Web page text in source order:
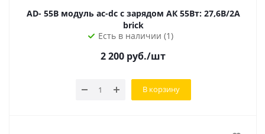
AD- 55B модуль ac-dc с зарядом АК 55Вт: 27,6В/2А
brick
Есть в наличии (1)
2 200 руб./шт
В корзину